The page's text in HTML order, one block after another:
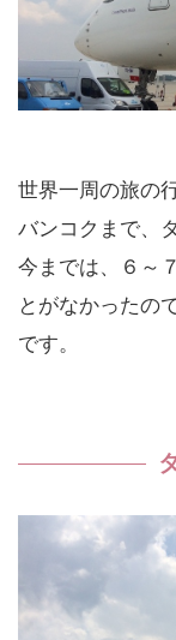
世界一周の旅の
バンコクまで、
今までは、６～
とがなかったの
です。